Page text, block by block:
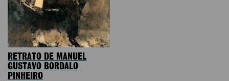
RETRATO DE MANUEL
GUSTAVO BORDALO
PINHEIRO